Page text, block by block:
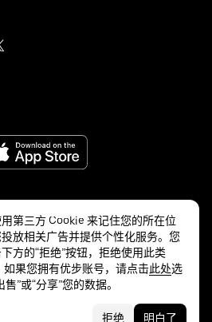
第三方 Cookie 来记住您的所在位
放相关广告并提供个性化服务。您
方的“拒绝”按钮，拒绝使用此类
如果您拥有优步账号，请点击此处选
售”或“分享”您的数据。
拒绝 明白了